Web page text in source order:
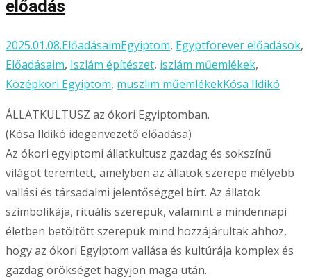
előadás
2025.01.08.ElőadásaimEgyiptom, Egyptforever előadások,
Előadásaim, Iszlám építészet, iszlám műemlékek,
Középkori Egyiptom, muszlim műemlékekKósa Ildikó
ÁLLATKULTUSZ az ókori Egyiptomban.
(Kósa Ildikó idegenvezető előadása)
Az ókori egyiptomi állatkultusz gazdag és sokszínű
világot teremtett, amelyben az állatok szerepe mélyebb
vallási és társadalmi jelentőséggel bírt. Az állatok
szimbolikája, rituális szerepük, valamint a mindennapi
életben betöltött szerepük mind hozzájárultak ahhoz,
hogy az ókori Egyiptom vallása és kultúrája komplex és
gazdag örökséget hagyjon maga után.